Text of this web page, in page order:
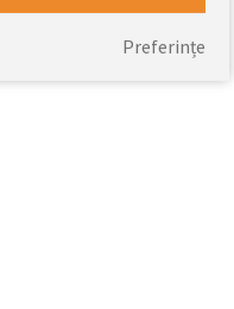
Preferințe